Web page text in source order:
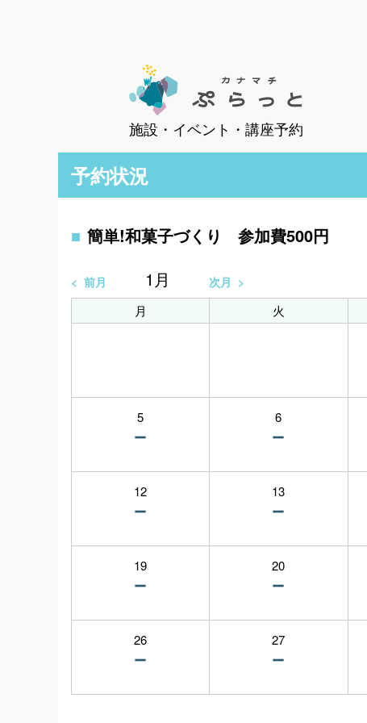
施設・イベント・講座予約
予約状況
簡単!和菓子づくり 参加費500円
前月 1 月 次月
月 火
5 6
12 13
19 20
26 27